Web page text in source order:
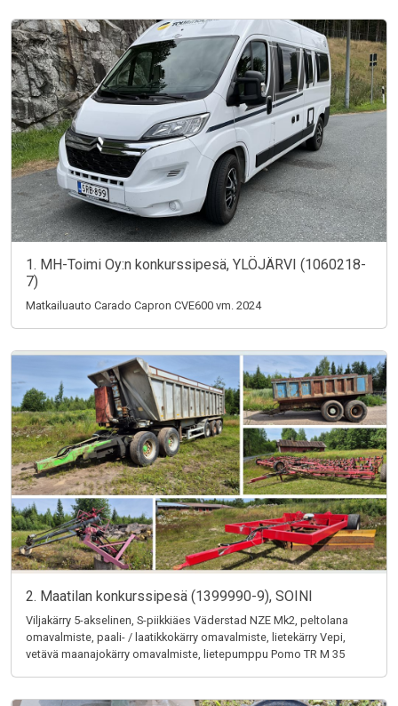
1. MH-Toimi Oy:n konkurssipesä, YLÖJÄRVI (1060218-
7)
Matkailuauto Carado Capron CVE600 vm. 2024
2. Maatilan konkurssipesä (1399990-9), SOINI
Viljakärry 5-akselinen, S-piikkiäes Väderstad NZE Mk2, peltolana
omavalmiste, paali- / laatikkokärry omavalmiste, lietekärry Vepi,
vetävä maanajokärry omavalmiste, lietepumppu Pomo TR M 35